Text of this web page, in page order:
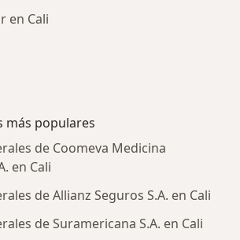
en Cali
más populares
de Coomeva Medicina
en Cali
de Allianz Seguros S.A. en Cali
de Suramericana S.A. en Cali